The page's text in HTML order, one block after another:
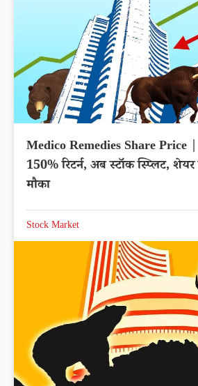
Medico Remedies Share Price
150% रिटर्न, अब स्टॉक स्प्लिट, शेयर सस्ता खरीदने का
मौका
Stock Market